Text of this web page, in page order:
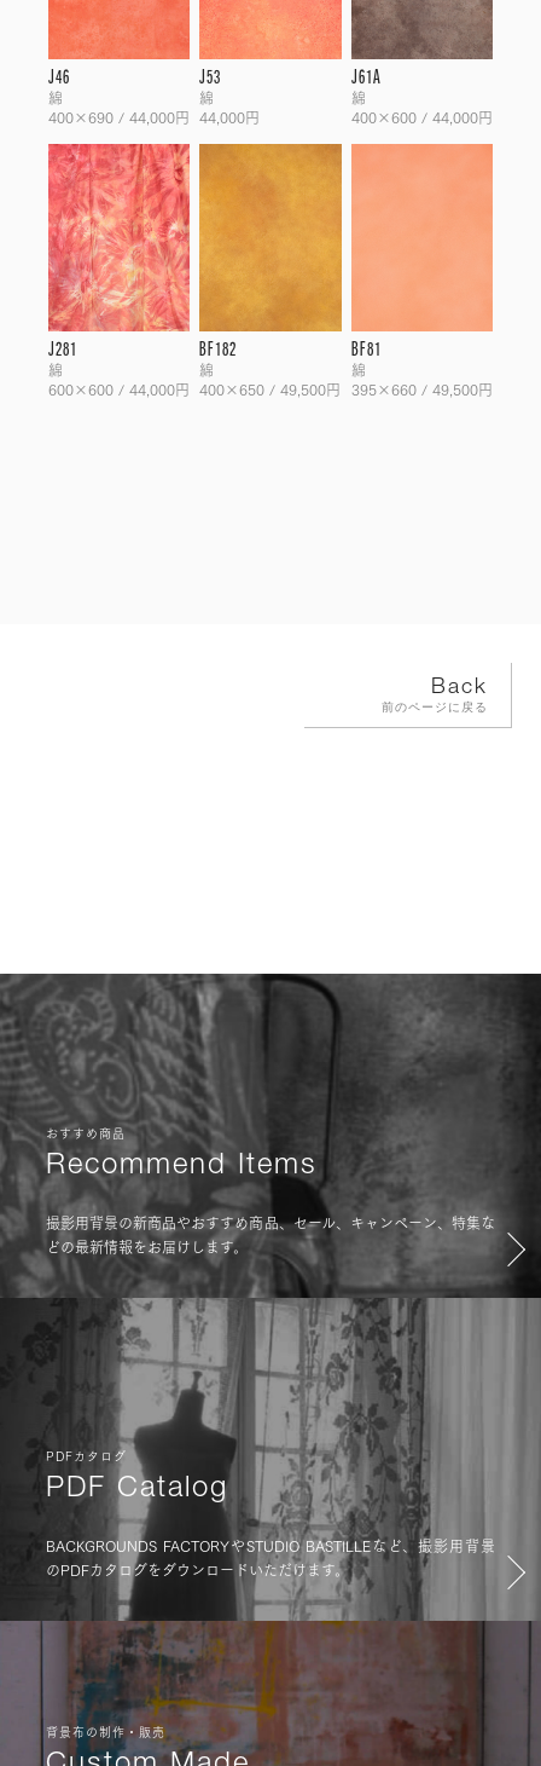
J46
綿
400×690 / 44,000円
J53
綿
44,000円
J61A
綿
400×600 / 44,000円
J281
綿
600×600 / 44,000円
BF182
綿
400×650 / 49,500円
BF81
綿
395×660 / 49,500円
Back
前のページに戻る
おすすめ商品
Recommend Items
撮影用背景の新商品やおすすめ商品、セール、キャンペーン、特集な
どの最新情報をお届けします。
PDFカタログ
PDF Catalog
BACKGROUNDS FACTORYやSTUDIO BASTILLEなど、撮影用背景
のPDFカタログをダウンロードいただけます。
背景布の制作・販売